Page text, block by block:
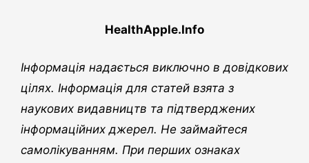
HealthApple.Info
Інформація надається виключно в довідкових
цілях. Інформація для статей взята з
наукових видавництв та підтверджених
інформаційних джерел. Не займайтеся
самолікуванням. При перших ознаках